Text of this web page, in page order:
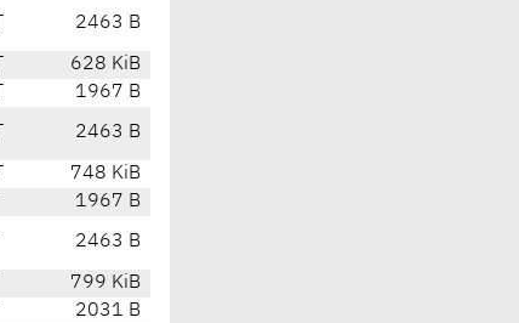
2463 B
628 KiB
1967 B
2463 B
748 KiB
1967 B
2463 B
799 KiB
2031 B